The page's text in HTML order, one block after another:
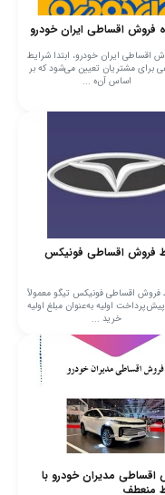
فروش اقساطی ایران خودرو
اقساطی ایران خودرو، ابتدا شرایط
برای مشتریان تعیین می‌شود که بر
اساس آن‌ه ...
فروش اقساطی فونیکس
فروش اقساطی فونیکس تیگو معمولاً
اولیه به‌عنوان مبلغ اولیه
خرید ...
اقساطی مدیران خودرو با
منعطف